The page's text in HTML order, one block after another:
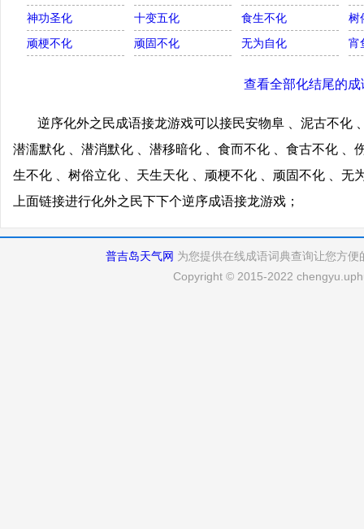
神功圣化
十变五化 食生不化
树
顽梗不化
顽固不化 无为自化 宵
查看全部化结尾的成
逆序化外之民成语接龙游戏可以接民安物阜 、泥古不化
潜濡默化 、潜消默化 、潜移暗化 、食而不化 、食古不化 、
生不化 、树俗立化 、天生天化 、顽梗不化 、顽固不化 、无
上面链接进行化外之民下下个逆序成语接龙游戏；
普吉岛天气网 为您提供在线成语词典查询让您方
Copyright © 2015-2022